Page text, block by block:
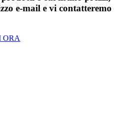
e-mail e vi contatteremo
ORA